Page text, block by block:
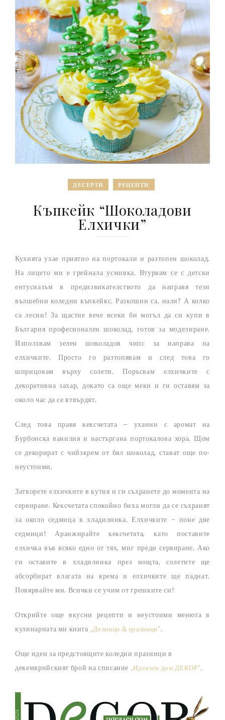
ДЕСЕРТИ РЕЦЕПТИ
Къпкейк “Шоколадови
Елхички”
Кухнята ухае приятно на портокали и разтопен шоколад.
На лицето ми е грейнала усмивка. Втурвам се с детски
ентусиазъм в предизвикателството да направя тези
вълшебни коледни къпкейкс. Разкошни са, нали? А колко
са лесни! За щастие вече всеки би могъл да си купи в
България професионален шоколад, готов за моделиране.
Използвам зелен шоколадов чипс за направа на
елхичките. Просто го разтопявам и след това го
шприцовам върху солети. Поръсвам елхичките с
декоративна захар, докато са още меки и ги оставям за
около час да се втвърдят.
След това правя кексчетата – уханни с аромат на
Бурбонска ванилия и настъргана портокалова хора. Щом
се декорират с чийзкрем от бял шоколад, стават още по-
неустоими.
Затворете елхичките в кутия и ги съхранете до момента на
сервиране. Кексчетата спокойно биха могли да се съхранят
за около седмица в хладилника. Елхичките – поне две
седмици! Аранжирайте кексчетата, като поставите
елхичка във всяко едно от тях, миг преди сервиране. Ако
ги оставите в хладилника през нощта, солетите ще
абсорбират влагата на крема и елхичките ще паднат.
Повярвайте ми. Всички се учим от грешките си!
Открийте още вкусни рецепти и неустоими менюта в
кулинарната ми книга „Делници & празници“.
Още идеи за предстоящите коледни празници в
декемврийският брой на списание „Идеален дом ДЕКОР“.